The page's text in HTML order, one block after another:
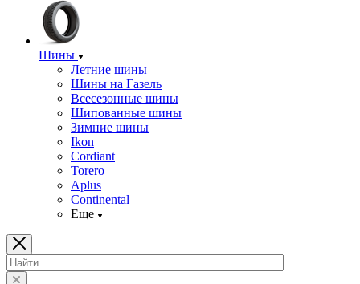
Шины
Летние шины
Шины на Газель
Всесезонные шины
Шипованные шины
Зимние шины
Ikon
Cordiant
Torero
Aplus
Continental
Еще